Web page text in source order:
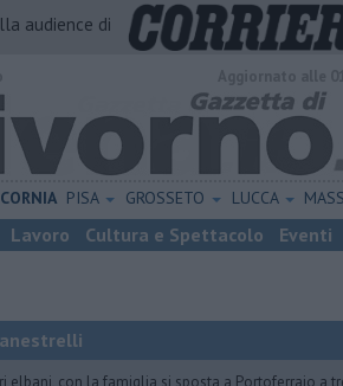
audience di
PISA GROSSETO LUCCA
Lavoro Cultura e Spettacolo Eventi
elbani, con la famiglia si sposta a Portoferraio a